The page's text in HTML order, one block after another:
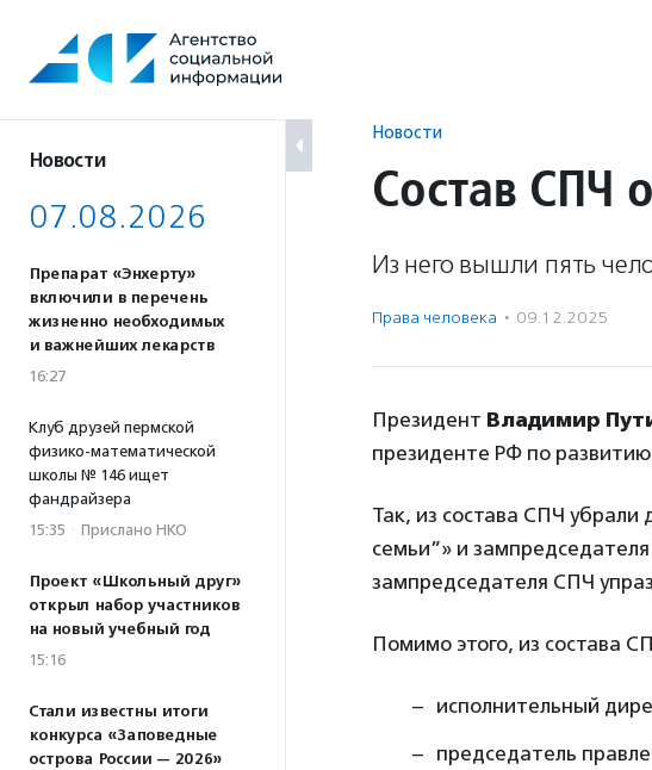
содержанию
Новости
07.08.2026
Препарат «Энхерту»
включили в перечень
жизненно необходимых
и важнейших лекарств
16:27
Клуб друзей пермской
физико-математической
школы № 146 ищет
фандрайзера
15:35 · Прислано НКО
Проект «Школьный друг»
открыл набор участников
на новый учебный год
15:16
Стали известны итоги
конкурса «Заповедные
острова России — 2026»
Новости
Состав СПЧ
Из него вышли пять
Права человека · 09.12.2025
Президент Владимир
президенте РФ по
Так, из состава СПЧ
семьи”» и
зампредседателя СПЧ
Помимо этого, из состава
исполнительный
председатель